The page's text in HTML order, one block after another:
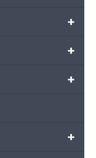
+
+
+
+